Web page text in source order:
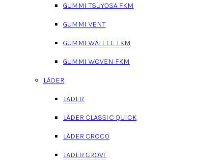
GUMMI TSUYOSA FKM
GUMMI VENT
GUMMI WAFFLE FKM
GUMMI WOVEN FKM
LÄDER
LÄDER
LÄDER CLASSIC QUICK
LÄDER CROCO
LÄDER GROVT